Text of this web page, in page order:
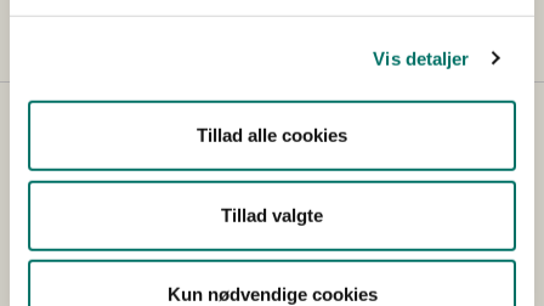
Vis detaljer
Tillad alle cookies
Tillad valgte
Kun nødvendige cookies
Kontakt